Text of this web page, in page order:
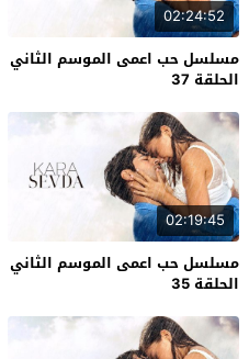
02:24:52
مسلسل حب اعمى الموسم الثاني
الحلقة 37
02:19:45
مسلسل حب اعمى الموسم الثاني
الحلقة 35